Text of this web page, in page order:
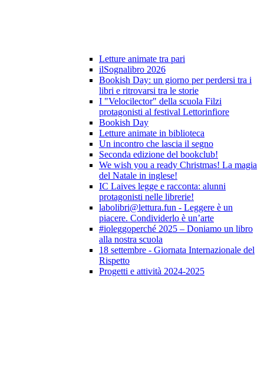
Letture animate tra pari
ilSognalibro 2026
Bookish Day: un giorno per perdersi tra i
libri e ritrovarsi tra le storie
I "Velocilector" della scuola Filzi
protagonisti al festival Lettorinfiore
Bookish Day
Letture animate in biblioteca
Un incontro che lascia il segno
Seconda edizione del bookclub!
We wish you a ready Christmas! La magia
del Natale in inglese!
IC Laives legge e racconta: alunni
protagonisti nelle librerie!
labolibri@lettura.fun - Leggere è un
piacere. Condividerlo è un’arte
#ioleggoperché 2025 – Doniamo un libro
alla nostra scuola
18 settembre - Giornata Internazionale del
Rispetto
Progetti e attività 2024-2025